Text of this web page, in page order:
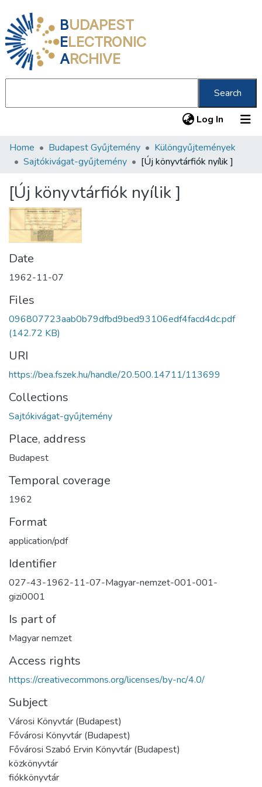
BUDAPEST
ELECTRONIC
ARCHIVE
Search
Log In (current)
Communities & Collections
Statistics
About us
Home Budapest Gyűjtemény
Különgyűjtemények
Sajtókivágat-gyűjtemény
[Új könyvtárfiók nyílik ]
[Új könyvtárfiók nyílik ]
Date
1962-11-07
Files
096807723aab0b79dfbd9bed93106edf4facd4dc.pdf
(142.72 KB)
URI
https://bea.fszek.hu/handle/20.500.14711/113699
Collections
Sajtókivágat-gyűjtemény
Place, address
Budapest
Temporal coverage
1962
Format
application/pdf
Identifier
027-43-1962-11-07-Magyar-nemzet-001-001-
gizi0001
Is part of
Magyar nemzet
Access rights
https://creativecommons.org/licenses/by-nc/4.0/
Subject
Városi Könyvtár (Budapest)
Fővárosi Könyvtár (Budapest)
Fővárosi Szabó Ervin Könyvtár (Budapest)
közkönyvtár
fiókkönyvtár